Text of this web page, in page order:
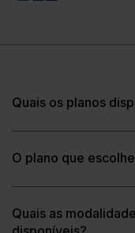
Quais os planos
O plano que
Quais as